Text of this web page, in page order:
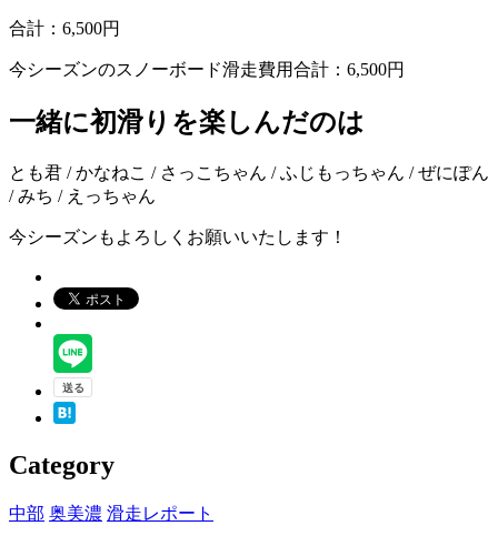
合計：6,500円
今シーズンのスノーボード滑走費用合計：6,500円
一緒に初滑りを楽しんだのは
とも君 / かなねこ / さっこちゃん / ふじもっちゃん / ぜにぽん
/ みち / えっちゃん
今シーズンもよろしくお願いいたします！
Category
中部 奥美濃 滑走レポート